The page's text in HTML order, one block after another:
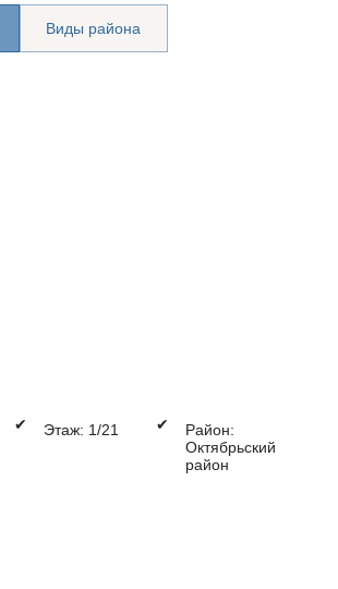
Виды района
✔ Этаж: 1/21 ✔
Район:
Октябрьский
район